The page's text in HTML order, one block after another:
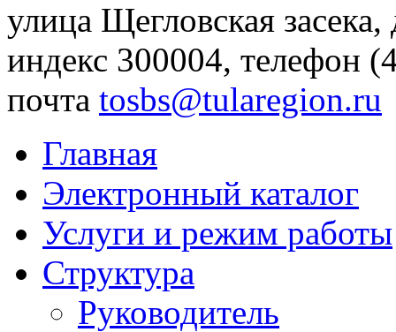
улица Щегловская
индекс 300004, телефон
почта tosbs@tularegion.ru
Главная
Электронный каталог
Услуги и режим работы
Структура
Руководитель